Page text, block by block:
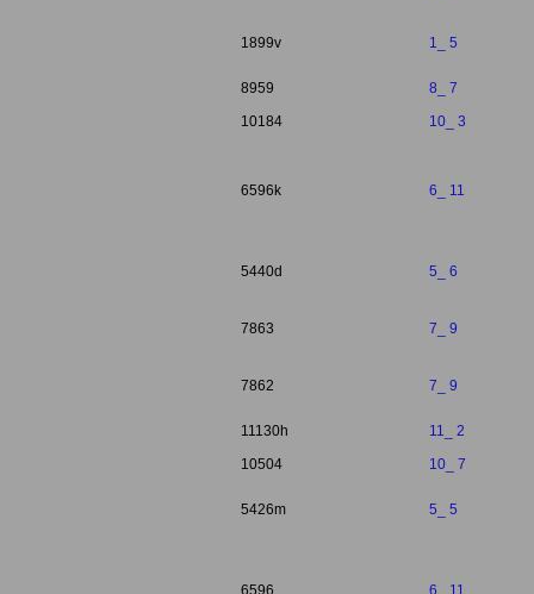
1899v 1_ 5
8959
8_ 7
10184
10_ 3
6596k 6_ 11
5440d 5_ 6
7863 7_ 9
7862 7_ 9
11130h
11_ 2
10504
10_ 7
5426m 5_ 5